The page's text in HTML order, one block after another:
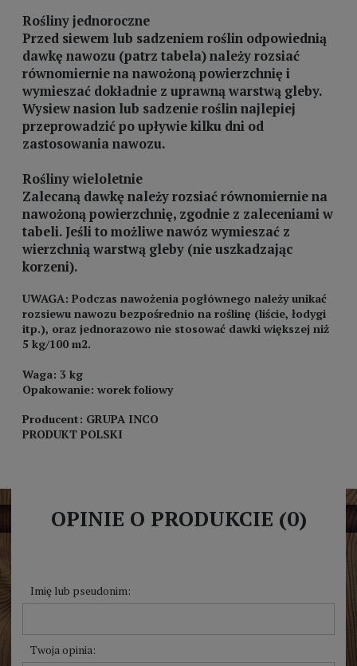
Rośliny jednoroczne
Przed siewem lub sadzeniem roślin odpowiednią
dawkę nawozu (patrz tabela) należy rozsiać
równomiernie na nawożoną powierzchnię i
wymieszać dokładnie z uprawną warstwą gleby.
Wysiew nasion lub sadzenie roślin najlepiej
przeprowadzić po upływie kilku dni od
zastosowania nawozu.
Rośliny wieloletnie
Zalecaną dawkę należy rozsiać równomiernie na
nawożoną powierzchnię, zgodnie z zaleceniami w
tabeli. Jeśli to możliwe nawóz wymieszać z
wierzchnią warstwą gleby (nie uszkadzając
korzeni).
UWAGA: Podczas nawożenia pogłównego należy unikać
rozsiewu nawozu bezpośrednio na roślinę (liście, łodygi
itp.), oraz jednorazowo nie stosować dawki większej niż
5 kg/100 m2.
Waga: 3 kg
Opakowanie: worek foliowy
Producent: GRUPA INCO
PRODUKT POLSKI
OPINIE O PRODUKCIE (0)
Imię lub pseudonim:
Twoja opinia: